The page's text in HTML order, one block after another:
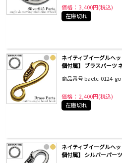
価格： 3,400円(税込)
在庫切れ
ネイティブイーグルヘ
個付属】 ブラスパーツ
商品番号 baetc-0124-go
価格： 2,400円(税込)
在庫切れ
ネイティブイーグルヘ
個付属】 シルバーパー